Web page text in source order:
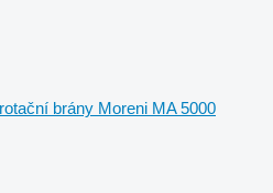
rotační brány Moreni MA 5000